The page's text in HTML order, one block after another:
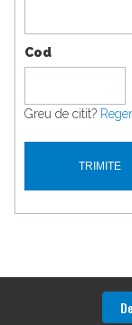
Cod
Greu de citit?